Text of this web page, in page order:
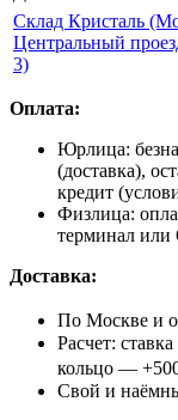
Склад Кристаль
Центральный
3)
Оплата:
Юрлица:
(доставка),
кредит
Физлица:
терминал или
Доставка:
По Москве и
Расчет:
кольцо —
Свой и